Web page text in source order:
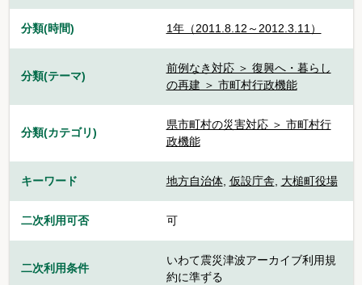
分類(時間) 1年（2011.8.12～2012.3.11）
分類(テーマ)
前例なき対応 ＞ 復興へ・暮らし
の再建 ＞ 市町村行政機能
分類(カテゴリ)
県市町村の災害対応 ＞ 市町村行
政機能
キーワード 地方自治体, 仮設庁舎, 大槌町役場
二次利用可否 可
二次利用条件
いわて震災津波アーカイブ利用規
約に準ずる